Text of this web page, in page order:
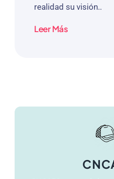
realidad su visión..
Leer Más